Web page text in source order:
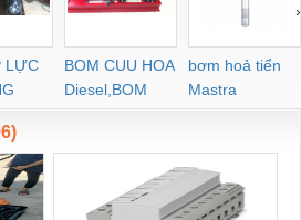
LỰC
BOM CUU HOA
Diesel,BOM
CHUA CHAY
bơm hoả tiển
Mastra
›